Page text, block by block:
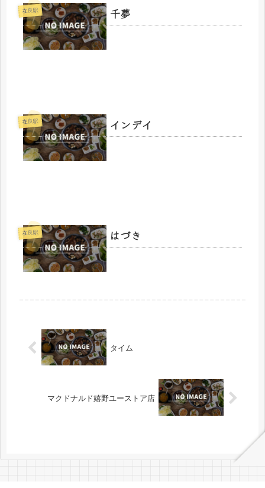
在良駅 千夢
在良駅 インデイ
在良駅 はづき
タイム
マクドナルド嬉野ユーストア店